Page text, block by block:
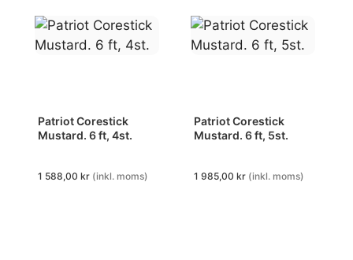
Patriot Corestick
Mustard. 6 ft, 4st.
1 588,00 kr (inkl. moms)
Patriot Corestick
Mustard. 6 ft, 5st.
1 985,00 kr (inkl. moms)